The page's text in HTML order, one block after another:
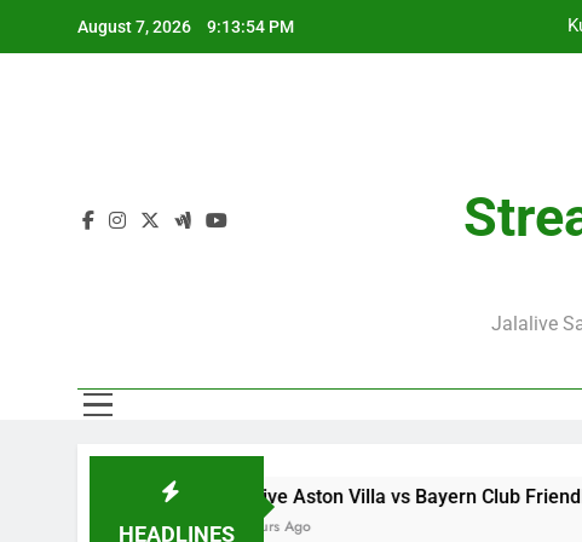
August 7, 2026 9:13:55 PM
Jalalive
HEADLINES
Jalalive Aston Villa vs Bayern Club Friendly Malam Ini
19 Hours Ago